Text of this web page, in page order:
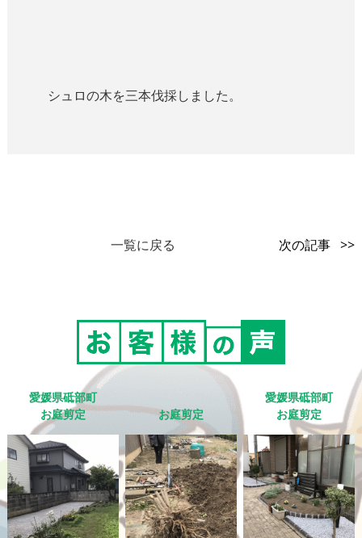
シュロの木を三本伐採しました。
一覧に戻る 次の記事 >>
愛媛県砥部町
お庭剪定
お庭剪定
愛媛県砥部町
お庭剪定